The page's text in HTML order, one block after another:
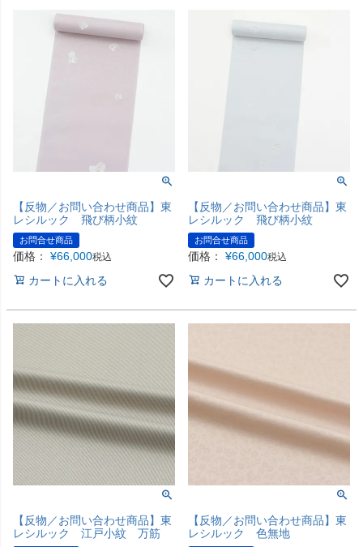
【反物／お問い合わせ商品】東
レシルック 飛び柄小紋
お問合せ商品
価格： ¥66,000税込
カートに入れる
【反物／お問い合わせ商品】東
レシルック 飛び柄小紋
お問合せ商品
価格： ¥66,000税込
カートに入れる
【反物／お問い合わせ商品】東
レシルック 江戸小紋 万筋
【反物／お問い合わせ商品】東
レシルック 色無地